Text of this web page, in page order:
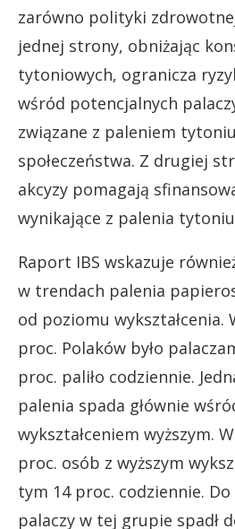
zarówno polityki
jednej strony, obniżając
tytoniowych, ogranicza
wśród potencjalnych
związane z paleniem
społeczeństwa. Z drugiej
akcyzy pomagają
wynikające z palenia
Raport IBS wskazuje
w trendach palenia
od poziomu wykształcenia.
proc. Polaków było
proc. paliło codziennie.
palenia spada głównie
wykształceniem wyższym.
proc. osób z wyższym
tym 14 proc. codziennie.
palaczy w tej grupie spadł